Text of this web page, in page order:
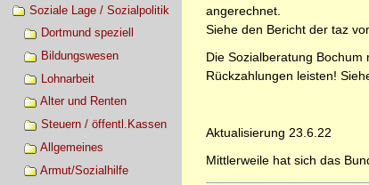
Soziale Lage / Sozialpolitik
Dortmund speziell
Bildungswesen
Lohnarbeit
Alter und Renten
Steuern / öffentl.Kassen
Allgemeines
Armut/Sozialhilfe
angerechnet.
Siehe den Bericht der taz
Die Sozialberatung
Rückzahlungen leisten!
Aktualisierung 23.6.22
Mittlerweile hat sich das